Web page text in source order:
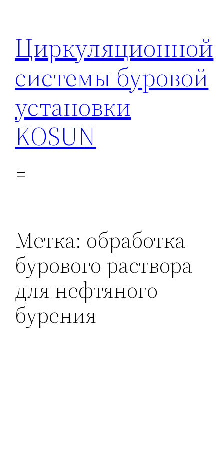
содержимому
Циркуляционной
системы буровой
установки
KOSUN
Метка: обработка
бурового раствора
для нефтяного
бурения